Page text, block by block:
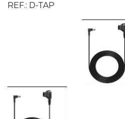
REF.: D-TAP